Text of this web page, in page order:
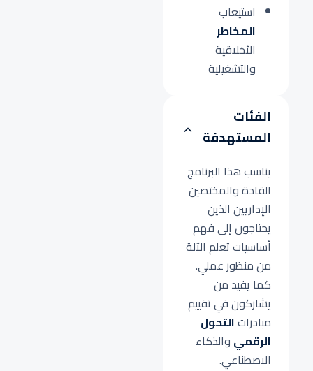
استيعاب
المخاطر
الأخلاقية
والتشغيلية
الفئات
المستهدفة
يناسب هذا البرنامج
القادة والمختصين
الإداريين الذين
يحتاجون إلى فهم
أساسيات تعلم الآلة
من منظور عملي.
كما يفيد من
يشاركون في تقييم
مبادراتالتحول
الرقمي والذكاء
الاصطناعي.